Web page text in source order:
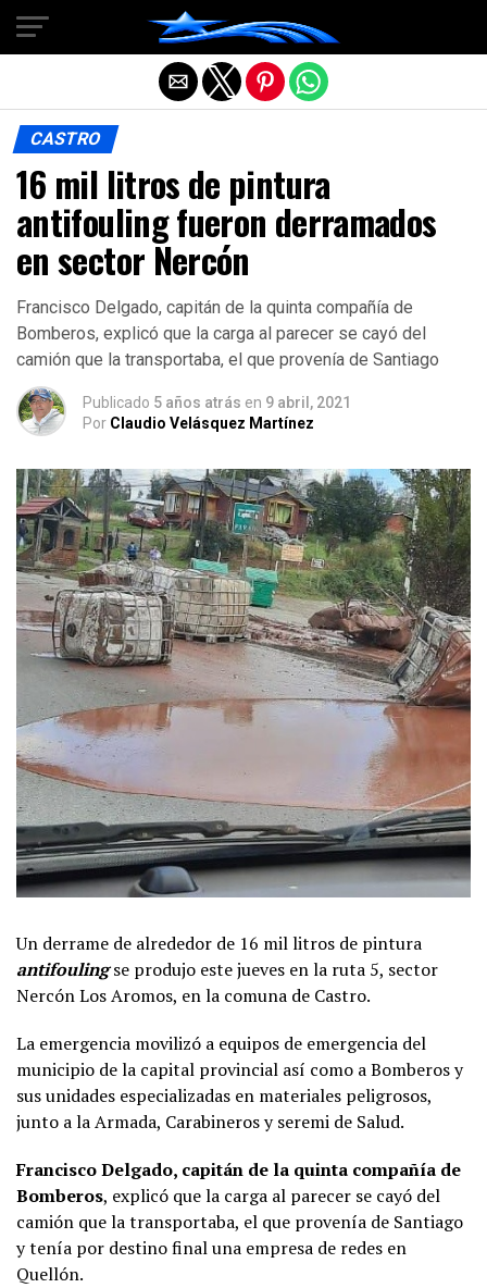
CASTRO
16 mil litros de pintura
antifouling fueron derramados
en sector Nercón
Francisco Delgado, capitán de la quinta compañía de
Bomberos, explicó que la carga al parecer se cayó del
camión que la transportaba, el que provenía de Santiago
Publicado 5 años atrás en 9 abril, 2021
Por Claudio Velásquez Martínez
Un derrame de alrededor de 16 mil litros de pintura
antifoulingse produjo este jueves en la ruta 5, sector
Nercón Los Aromos, en la comuna de Castro.
La emergencia movilizó a equipos de emergencia del
municipio de la capital provincial así como a Bomberos y
sus unidades especializadas en materiales peligrosos,
junto a la Armada, Carabineros y seremi de Salud.
Francisco Delgado, capitán de la quinta compañía de
Bomberos, explicó que la carga al parecer se cayó del
camión que la transportaba, el que provenía de Santiago
y tenía por destino final una empresa de redes en
Quellón.
Salir de la versión móvil